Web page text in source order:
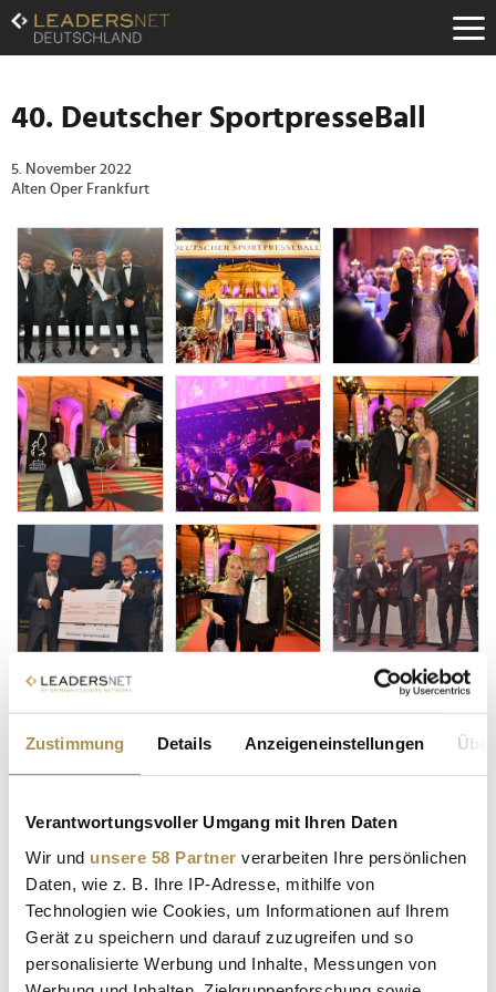
Zustimmung Details Anzeigeneinstellungen
Verantwortungsvoller Umgang mit Ihren Daten
Wir und unsere 58 Partner verarbeiten Ihre persönlichen
Daten, wie z. B. Ihre IP-Adresse, mithilfe von
Technologien wie Cookies, um Informationen auf Ihrem
Gerät zu speichern und darauf zuzugreifen und so
personalisierte Werbung und Inhalte, Messungen von
Zum
Inhalt
Zur
Navigation
Zur40. Deutscher SportpresseBall
5. November 2022
Alten Oper Frankfurt